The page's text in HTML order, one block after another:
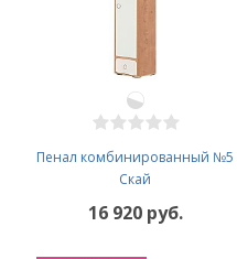
Пенал комбинированный №5
Скай
16 920 руб.